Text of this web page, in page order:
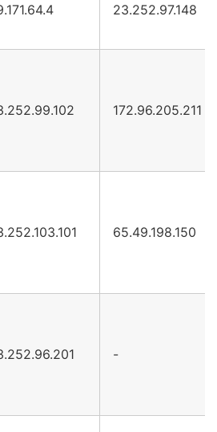
23.252.97.148
172.96.205.211
65.49.198.150
-